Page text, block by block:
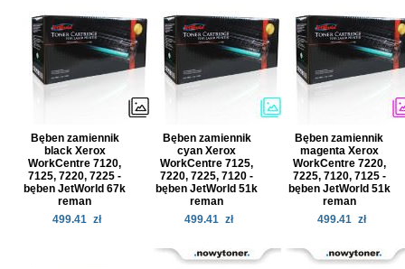
Bęben zamiennik
black Xerox
WorkCentre 7120,
7125, 7220, 7225 -
bęben JetWorld 67k
reman
499.41 zł
Bęben zamiennik
cyan Xerox
WorkCentre 7125,
7220, 7225, 7120 -
bęben JetWorld 51k
reman
499.41 zł
Bęben zamiennik
magenta Xerox
WorkCentre 7220,
7225, 7120, 7125 -
bęben JetWorld 51k
reman
499.41 zł